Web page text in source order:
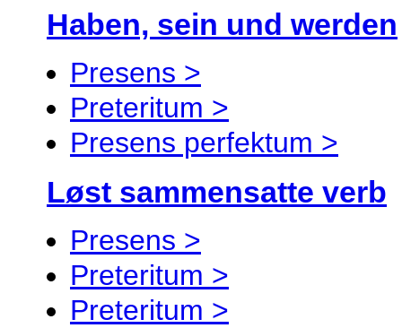
Haben, sein und werden
Presens >
Preteritum >
Presens perfektum >
Løst sammensatte verb
Presens >
Preteritum >
Preteritum >